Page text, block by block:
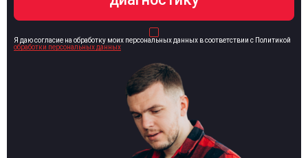
Я даю согласие на обработку моих персональных данных в соответствии с Политикой
обработки персональных данных